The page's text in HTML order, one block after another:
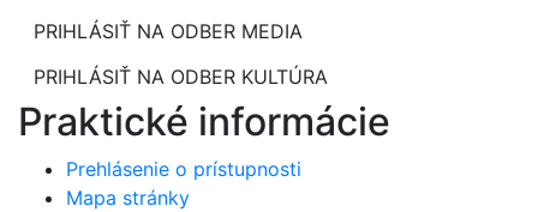
PRIHLÁSIŤ NA ODBER MEDIA
PRIHLÁSIŤ NA ODBER KULTÚRA
Praktické informácie
Prehlásenie o prístupnosti
Mapa stránky